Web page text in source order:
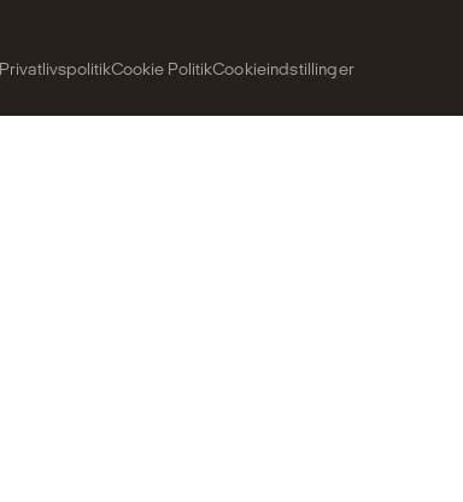
PrivatlivspolitikCookie PolitikCookieindstillinger